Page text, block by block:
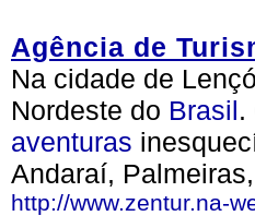
Agência de
Na cidade de
Nordeste do Brasil.
aventuras
Andaraí,
http://www.zentur.na-